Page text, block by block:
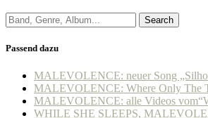
Search
Passend dazu
MALEVOLENCE: neuer Song
MALEVOLENCE: Where Only The
MALEVOLENCE: alle Videos
WHILE SHE SLEEPS,